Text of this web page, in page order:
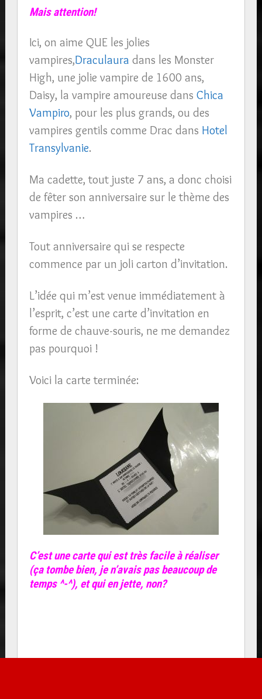
Mais attention!
Ici, on aime QUE les jolies
vampires,Draculaura dans les Monster
High, une jolie vampire de 1600 ans,
Daisy, la vampire amoureuse dans Chica
Vampiro, pour les plus grands, ou des
vampires gentils comme Drac dans Hotel
Transylvanie.
Ma cadette, tout juste 7 ans, a donc choisi
de fêter son anniversaire sur le thème des
vampires …
Tout anniversaire qui se respecte
commence par un joli carton d’invitation.
L’idée qui m’est venue immédiatement à
l’esprit, c’est une carte d’invitation en
forme de chauve-souris, ne me demandez
pas pourquoi !
Voici la carte terminée:
C’est une carte qui est très facile à réaliser
(ça tombe bien, je n’avais pas beaucoup de
temps ^-^), et qui en jette, non?